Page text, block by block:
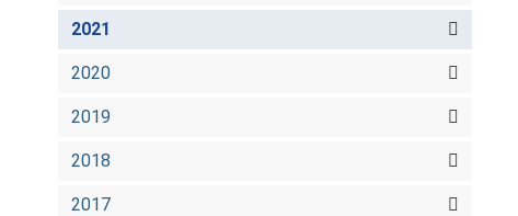
2021
2020
2019
2018
2017